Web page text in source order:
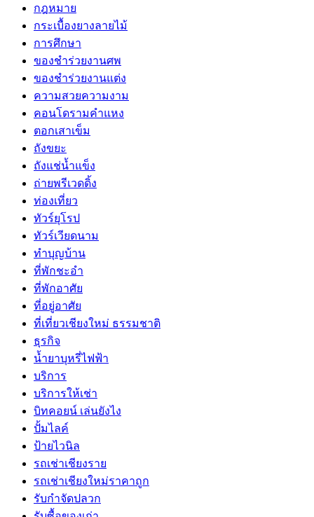
กฎหมาย
กระเบื้องยางลายไม้
การศึกษา
ของชำร่วยงานศพ
ของชำร่วยงานแต่ง
ความสวยความงาม
คอนโดรามคำแหง
ตอกเสาเข็ม
ถังขยะ
ถังแช่น้ำแข็ง
ถ่ายพรีเวดดิ้ง
ท่องเที่ยว
ทัวร์ยุโรป
ทัวร์เวียดนาม
ทำบุญบ้าน
ที่พักชะอำ
ที่พักอาศัย
ที่อยู่อาศัย
ที่เที่ยวเชียงใหม่ ธรรมชาติ
ธุรกิจ
น้ำยาบุหรี่ไฟฟ้า
บริการ
บริการให้เช่า
บิทคอยน์ เล่นยังไง
ปั้มไลค์
ป้ายไวนิล
รถเช่าเชียงราย
รถเช่าเชียงใหม่ราคาถูก
รับกำจัดปลวก